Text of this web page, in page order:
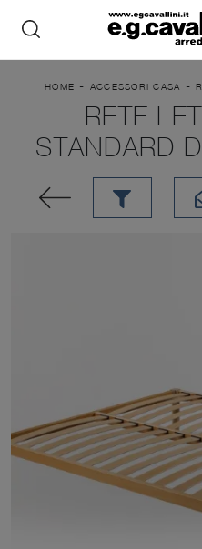
HOME - ACCESSORI CASA -
RETE
STANDARD